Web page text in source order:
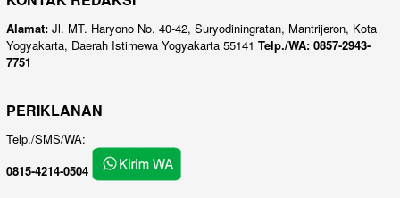
Alamat: Jl. MT. Haryono No. 40-42, Suryodiningratan, Mantrijeron, Kota
Yogyakarta, Daerah Istimewa Yogyakarta 55141 Telp./WA: 0857-2943-
7751
PERIKLANAN
Telp./SMS/WA:
0815-4214-0504